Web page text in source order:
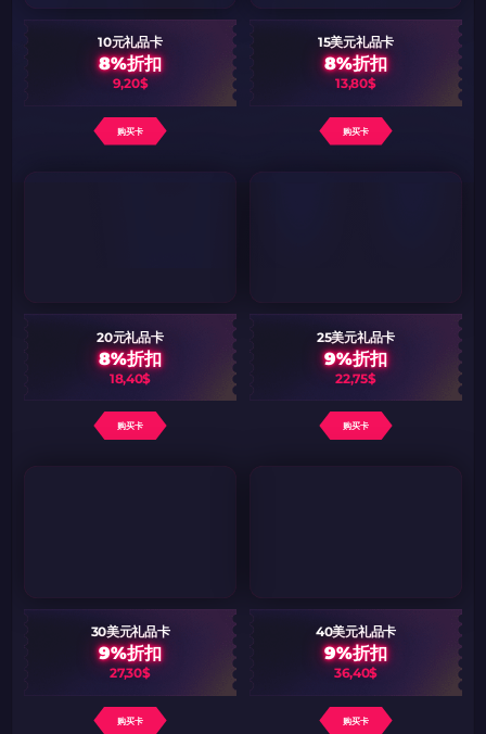
10元礼品卡
8%折扣
9,20$
购买卡
15美元礼品卡
8%折扣
13,80$
购买卡
20元礼品卡
8%折扣
18,40$
购买卡
25美元礼品卡
9%折扣
22,75$
购买卡
30美元礼品卡
9%折扣
27,30$
购买卡
40美元礼品卡
9%折扣
36,40$
购买卡